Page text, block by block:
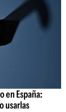
en España:
usarlas